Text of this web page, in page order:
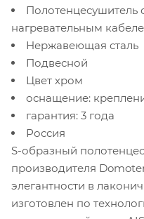
Полотенцесушитель
нагревательным
Нержавеющая сталь
Подвесной
Цвет хром
оснащение:
гарантия: 3 года
Россия
S-образный
производителя
элегантности в
изготовлен по